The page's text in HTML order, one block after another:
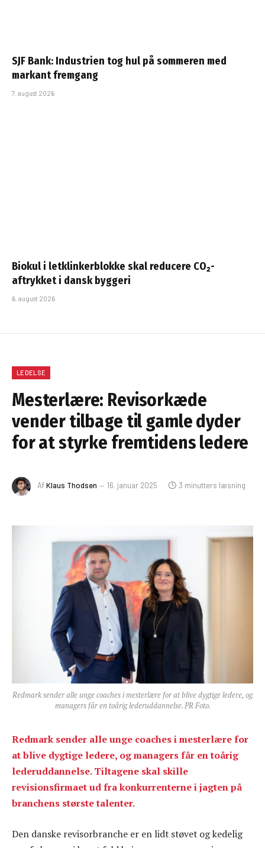
SJF Bank: Industrien tog hul på sommeren med
markant fremgang
7. august 2026
Biokul i letklinkerblokke skal reducere CO₂-
aftrykket i dansk byggeri
6. august 2026
LEDELSE
Mesterlære: Revisorkæde
vender tilbage til gamle dyder
for at styrke fremtidens ledere
AfKlaus Thodsen 16. januar 2025 3 minutters læsning
Redmark sender alle unge coaches i mesterlære for at blive dygtige ledere, og
managers får en toårig lederuddannelse. PR Foto.
Redmark sender alle unge coaches i mesterlære for
at blive dygtige ledere, og managers får en toårig
lederuddannelse. Tiltagene skal skille
revisionsfirmaet ud fra konkurrenterne i jagten på
branchens største talenter.
Den danske revisorbranche er en lidt støvet og kedelig